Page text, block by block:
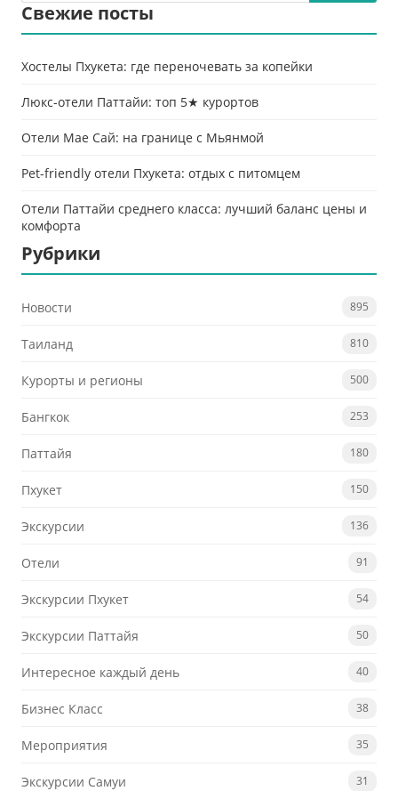
Свежие посты
Хостелы Пхукета: где переночевать за копейки
Люкс-отели Паттайи: топ 5★ курортов
Отели Мае Сай: на границе с Мьянмой
Pet-friendly отели Пхукета: отдых с питомцем
Отели Паттайи среднего класса: лучший баланс цены и
комфорта
Рубрики
Новости 895
Таиланд 810
Курорты и регионы 500
Бангкок 253
Паттайя 180
Пхукет 150
Экскурсии 136
Отели 91
Экскурсии Пхукет 54
Экскурсии Паттайя 50
Интересное каждый день 40
Бизнес Класс 38
Мероприятия 35
Экскурсии Самуи 31